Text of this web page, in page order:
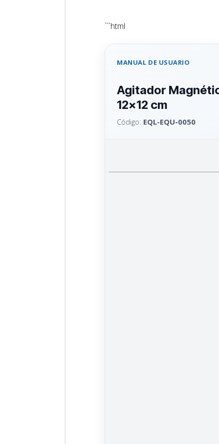
```html
MANUAL DE USUARIO
Agitador
12x12 cm
Código: EQL-EQU-0050